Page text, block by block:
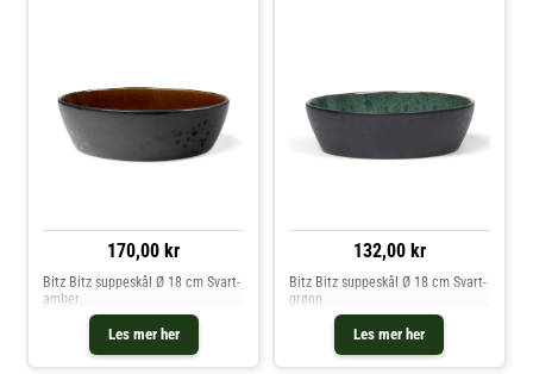
170,00 kr
Les mer her
Bitz Bitz suppeskål Ø 18 cm Svart-
amber
132,00 kr
Les mer her
Bitz Bitz suppeskål Ø 18 cm Svart-
grønn